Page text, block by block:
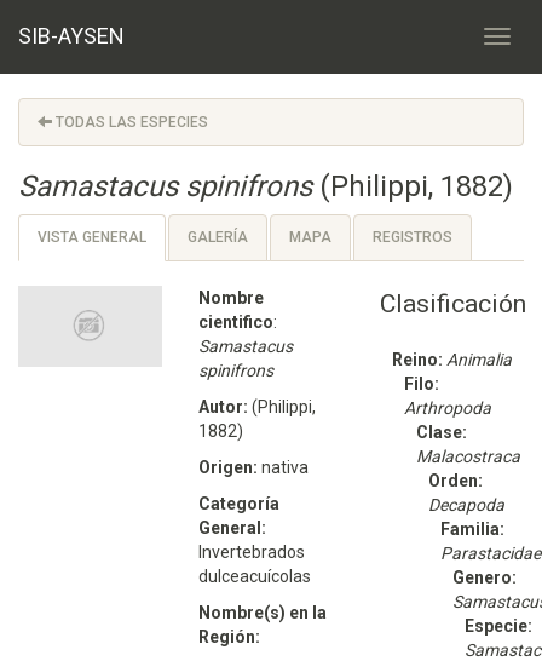
SIB-AYSEN
TODAS LAS ESPECIES
Samastacus spinifrons(Philippi, 1882)
VISTA GENERAL GALERÍA MAPA REGISTROS
Nombre
cientifico:
Samastacus
spinifrons
Autor: (Philippi,
1882)
Origen: nativa
Categoría
General:
Invertebrados
dulceacuícolas
Nombre(s) en la
Región:
Clasificación
Reino: Animalia
Filo:
Arthropoda
Clase:
Malacostraca
Orden:
Decapoda
Familia:
Parastacidae
Genero:
Especie: